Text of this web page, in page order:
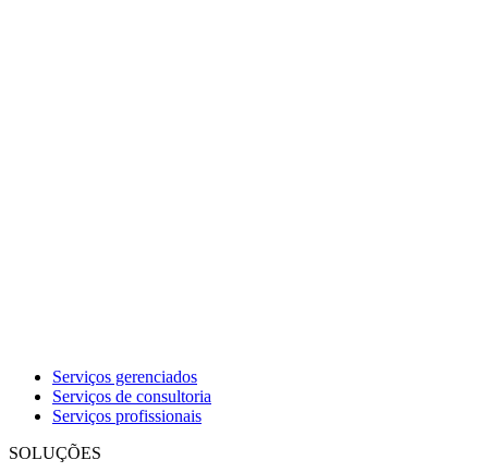
Serviços gerenciados
Serviços de consultoria
Serviços profissionais
SOLUÇÕES